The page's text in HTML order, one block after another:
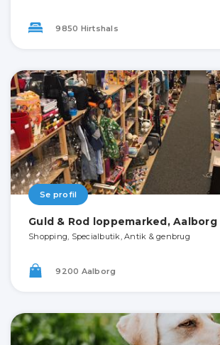
9850 Hirtshals
Se profil
Guld & Rod loppemarked, Aalborg
Shopping, Specialbutik, Antik & genbrug
9200 Aalborg